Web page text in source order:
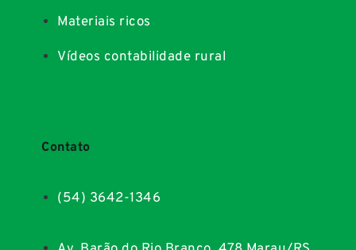
Materiais ricos
Vídeos contabilidade rural
Contato
(54) 3642-1346